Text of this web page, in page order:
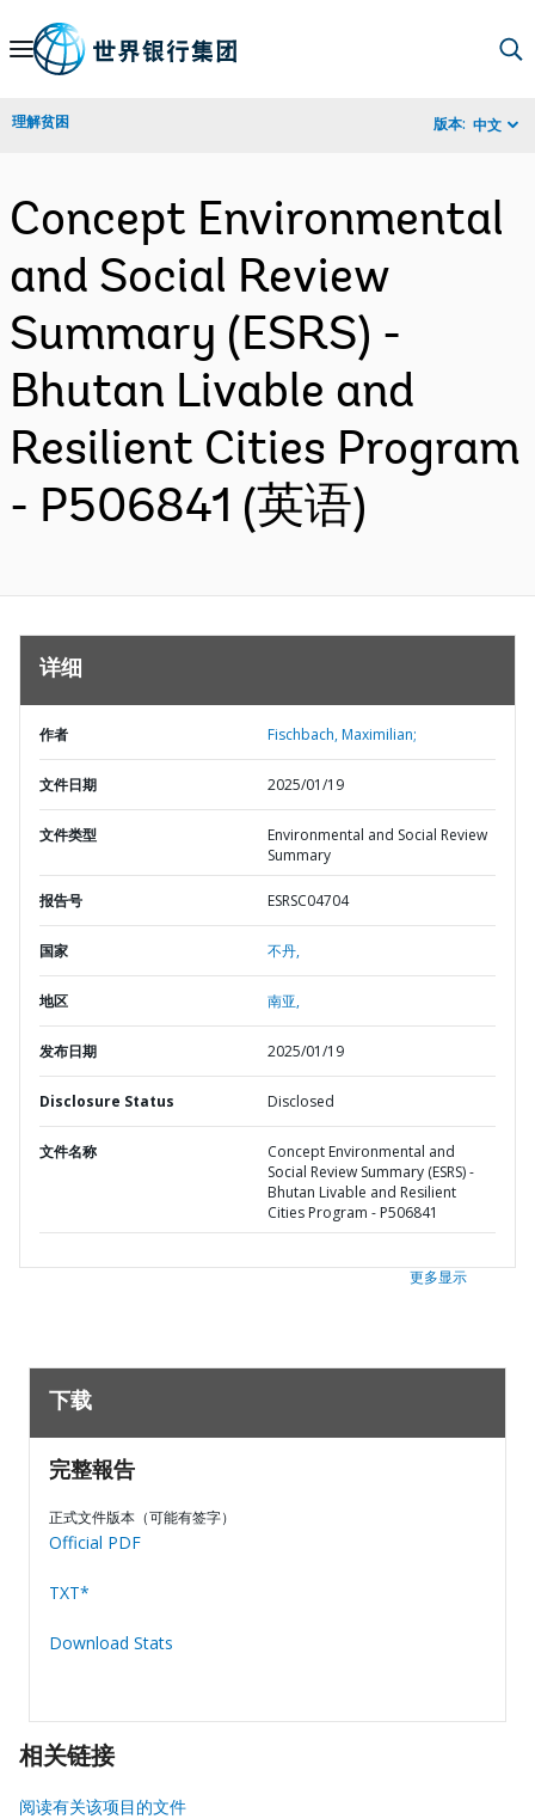
Skip
Navigation
理解贫困 版本: 中文
Concept Environmental
and Social Review
Summary (ESRS) -
Bhutan Livable and
Resilient Cities Program
- P506841 (英语)
详细
作者 Fischbach, Maximilian;
文件日期 2025/01/19
文件类型
Environmental and Social Review
Summary
报告号 ESRSC04704
国家 不丹,
地区 南亚,
发布日期 2025/01/19
Disclosure Status Disclosed
文件名称
Concept Environmental and
Social Review Summary (ESRS) -
Bhutan Livable and Resilient
Cities Program - P506841
更多显示
下载
完整報告
正式文件版本（可能有签字）
Official PDF
TXT*
Download Stats
相关链接
阅读有关该项目的文件